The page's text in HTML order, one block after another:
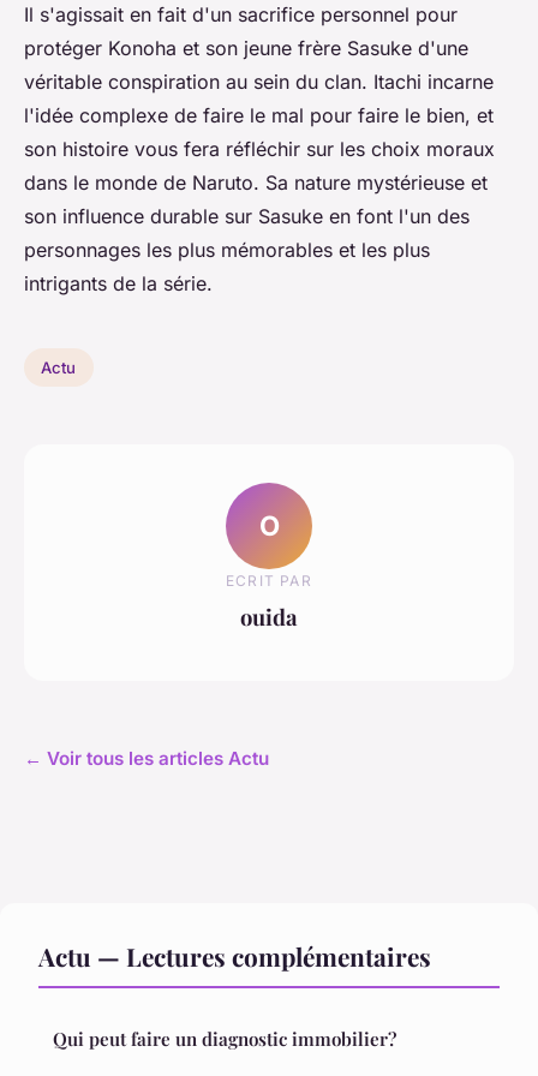
Il s'agissait en fait d'un sacrifice personnel pour
protéger Konoha et son jeune frère Sasuke d'une
véritable conspiration au sein du clan. Itachi incarne
l'idée complexe de faire le mal pour faire le bien, et
son histoire vous fera réfléchir sur les choix moraux
dans le monde de Naruto. Sa nature mystérieuse et
son influence durable sur Sasuke en font l'un des
personnages les plus mémorables et les plus
intrigants de la série.
Actu
O
ECRIT PAR
ouida
← Voir tous les articles Actu
Actu — Lectures complémentaires
Qui peut faire un diagnostic immobilier?